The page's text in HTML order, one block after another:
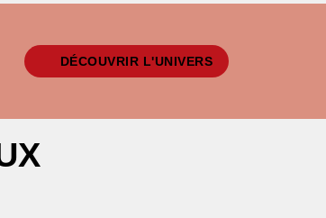
DÉCOUVRIR L'UNIVERS